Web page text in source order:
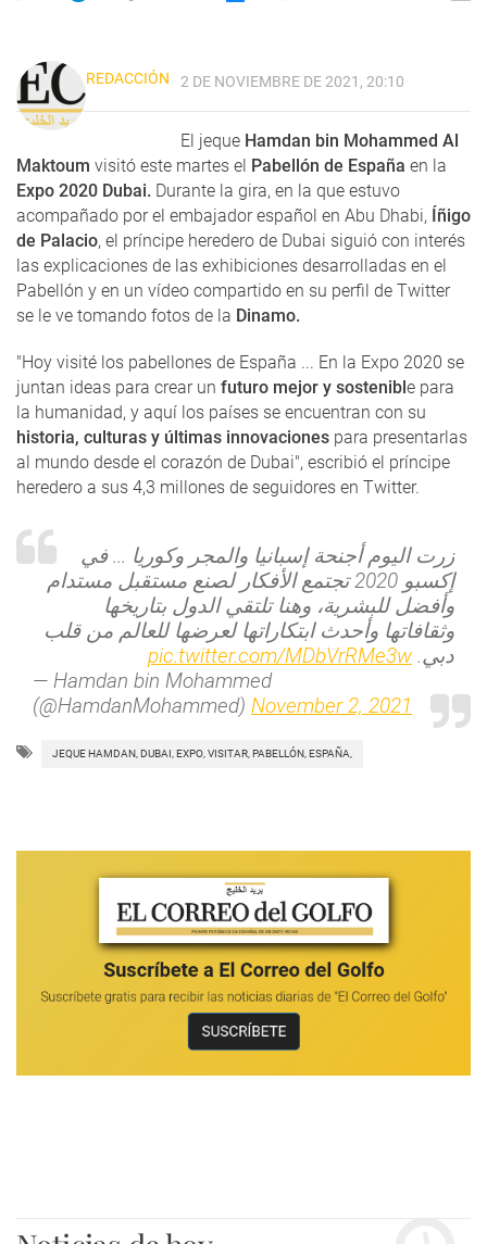
REDACCIÓN 2 DE NOVIEMBRE DE 2021, 20:10
El jeque Hamdan bin Mohammed Al
Maktoum visitó este martes el Pabellón de España en la
Expo 2020 Dubai. Durante la gira, en la que estuvo
acompañado por el embajador español en Abu Dhabi, Íñigo
de Palacio, el príncipe heredero de Dubai siguió con interés
las explicaciones de las exhibiciones desarrolladas en el
Pabellón y en un vídeo compartido en su perfil de Twitter
se le ve tomando fotos de la Dinamo.
"Hoy visité los pabellones de España ... En la Expo 2020 se
juntan ideas para crear un futuro mejor y sostenible para
la humanidad, y aquí los países se encuentran con su
historia, culturas y últimas innovaciones para presentarlas
al mundo desde el corazón de Dubai", escribió el príncipe
heredero a sus 4,3 millones de seguidores en Twitter.
زرت اليوم أجنحة إسبانيا والمجر وكوريا ... في
إكسبو 2020 تجتمع الأفكار لصنع مستقبل مستدام
وأفضل للبشرية، وهنا تلتقي الدول بتاريخها
وثقافاتها وأحدث ابتكاراتها لعرضها للعالم من قلب
دبي. pic.twitter.com/MDbVrRMe3w
— Hamdan bin Mohammed
(@HamdanMohammed) November 2, 2021
JEQUE HAMDAN, DUBAI, EXPO, VISITAR, PABELLÓN, ESPAÑA,